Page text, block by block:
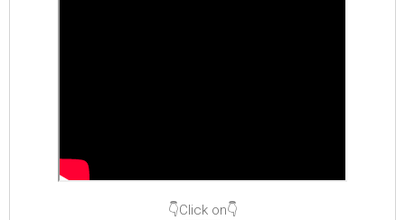
👇Click on👇